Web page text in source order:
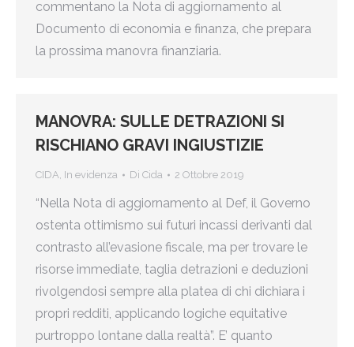
commentano la Nota di aggiornamento al
Documento di economia e finanza, che prepara
la prossima manovra finanziaria.
MANOVRA: SULLE DETRAZIONI SI
RISCHIANO GRAVI INGIUSTIZIE
CIDA, In evidenza Di Cida 2 Ottobre 2019
“Nella Nota di aggiornamento al Def, il Governo
ostenta ottimismo sui futuri incassi derivanti dal
contrasto all’evasione fiscale, ma per trovare le
risorse immediate, taglia detrazioni e deduzioni
rivolgendosi sempre alla platea di chi dichiara i
propri redditi, applicando logiche equitative
purtroppo lontane dalla realtà”. E’ quanto